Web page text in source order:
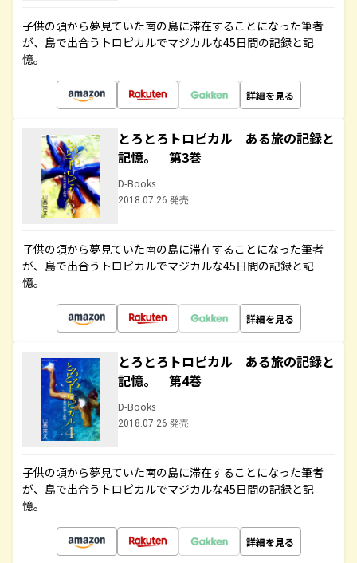
子供の頃から夢見ていた南の島に滞在することになった筆者
が、島で出合うトロピカルでマジカルな45日間の記録と記
憶。
詳細を見る
とろとろトロピカル ある旅の記録と
記憶。 第3巻
D-Books
2018.07.26 発売
子供の頃から夢見ていた南の島に滞在することになった筆者
が、島で出合うトロピカルでマジカルな45日間の記録と記
憶。
詳細を見る
とろとろトロピカル ある旅の記録と
記憶。 第4巻
D-Books
2018.07.26 発売
子供の頃から夢見ていた南の島に滞在することになった筆者
が、島で出合うトロピカルでマジカルな45日間の記録と記
憶。
詳細を見る